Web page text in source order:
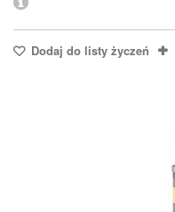
Dodaj do listy życzeń